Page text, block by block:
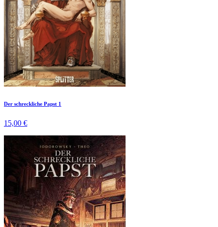
Der schreckliche Papst 1
15,00 €